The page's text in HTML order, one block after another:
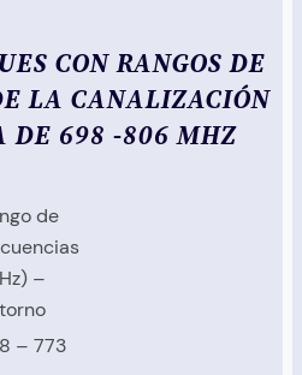
CON RANGOS DE
LA CANALIZACIÓN
DE 698 -806 MHZ
de
–
– 773